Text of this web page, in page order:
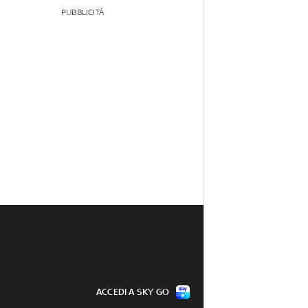
PUBBLICITÀ
ACCEDI A SKY GO